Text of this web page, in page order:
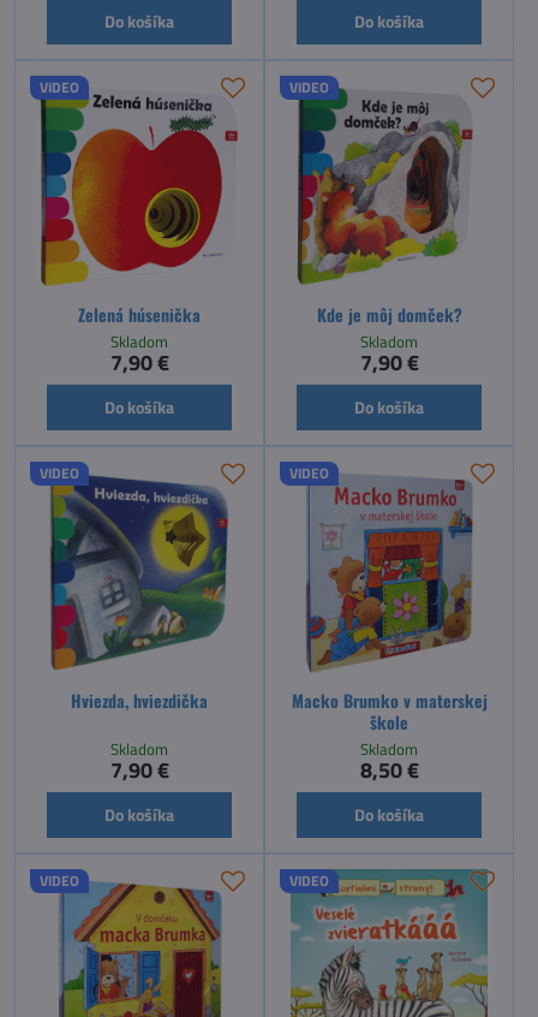
Do košíka Do košíka
VIDEO
Zelená húsenička
Skladom
7,90 €
Do košíka
VIDEO
Kde je môj domček?
Skladom
7,90 €
Do košíka
VIDEO
Hviezda, hviezdička
Skladom
7,90 €
Do košíka
VIDEO
Macko Brumko v materskej
škole
Skladom
8,50 €
Do košíka
VIDEO VIDEO